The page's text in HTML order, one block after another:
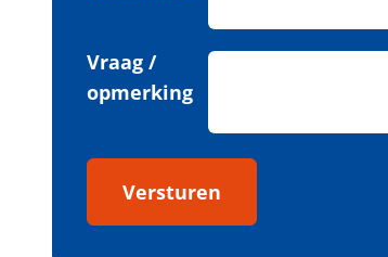
Vraag /
opmerking
Versturen